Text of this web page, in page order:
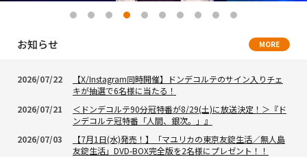
お知らせ MORE
2026/07/22
【X/Instagram同時開催】ドンデコルテのサイン入りチェ
キが抽選で6名様に当たる！
2026/07/21
＜ドンデコルテ90分冠特番が8/29(土)に放送決定！＞『ド
ンデコルテ冠特番「人間、銀次。」』
2026/07/03
【7月1日(水)発売！】「マユリカの東京友錠生活／無人島
友錠生活」DVD-BOX完全版を2名様にプレゼント！！